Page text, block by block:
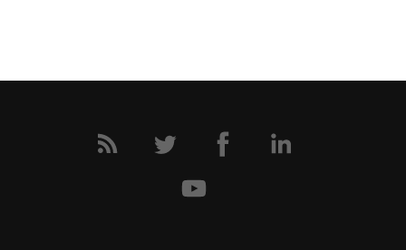
Design to Code
3ステップでデザインから画面コー
ドを生成できるアプリケーションデザインプラット